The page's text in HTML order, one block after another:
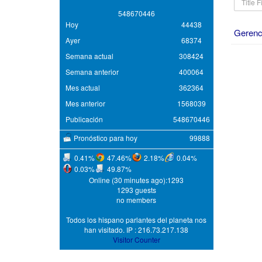
Filter
548670446
Hoy
Ayer
Semana actual
Semana anterior
Mes actual
Mes anterior
Publicación
44438
68374
308424
400064
362364
1568039
548670446
Pronóstico para hoy
99888
0.41%
47.46% 2.18%
0.04%
0.03%
49.87%
Online (30 minutes ago):1293
1293 guests
no members
Todos los hispano parlantes del planeta nos
han visitado. IP : 216.73.217.138
Visitor Counter